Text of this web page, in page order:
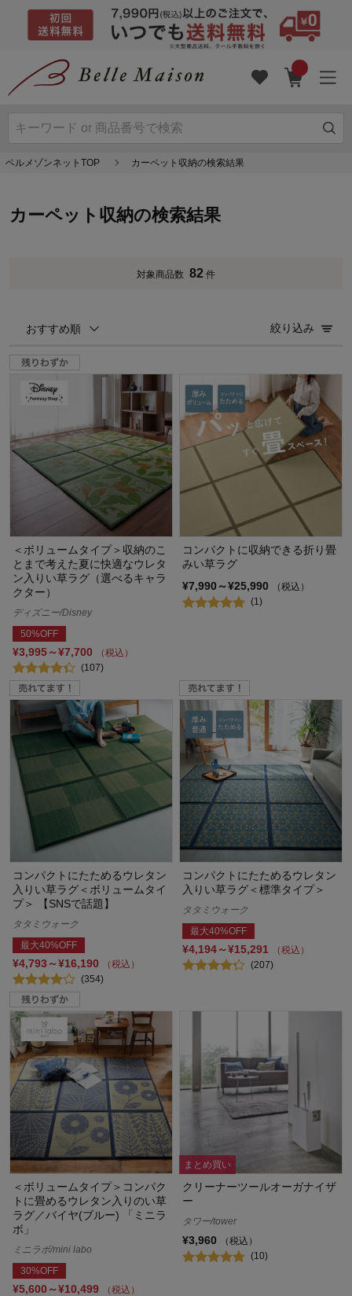
ベルメゾンネットTOP カーペット収納の検索結果
カーペット収納の検索結果
対象商品数 82 件
おすすめ順 絞り込み
＜ボリュームタイプ＞収納のこ
とまで考えた夏に快適なウレタ
ン入りい草ラグ（選べるキャラ
クター）
ディズニー/Disney
50%OFF
¥3,995～¥7,700
（税込）
(107)
コンパクトに収納できる折り畳
みい草ラグ
¥7,990～¥25,990
（税込）
(1)
コンパクトにたためるウレタン
入りい草ラグ＜ボリュームタイ
プ＞ 【SNSで話題】
タタミウォーク
最大40%OFF
¥4,793～¥16,190
（税込）
(354)
コンパクトにたためるウレタン
入りい草ラグ＜標準タイプ＞
タタミウォーク
最大40%OFF
¥4,194～¥15,291
（税込）
(207)
＜ボリュームタイプ＞コンパク
トに畳めるウレタン入りのい草
ラグ／バイヤ(ブルー) 「ミニラ
ボ」
ミニラボ/mini labo
30%OFF
¥5,600～¥10,499
（税込）
まとめ買い
クリーナーツールオーガナイザ
ー
タワー/tower
¥3,960
（税込）
(10)